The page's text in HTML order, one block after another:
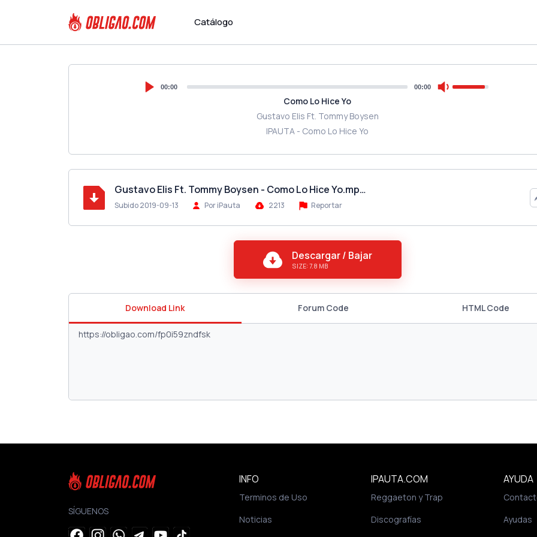
Catálogo
00:00 00:00
Como Lo Hice Yo
Gustavo Elis Ft. Tommy Boysen
IPAUTA - Como Lo Hice Yo
Gustavo Elis Ft. Tommy Boysen - Como Lo Hice Yo.mp…
Subido 2019-09-13 Por iPauta 2213 Reportar
Descargar / Bajar
SIZE: 7.8 MB
Download Link Forum Code HTML Code
SÍGUENOS
INFO
Terminos de Uso
Noticias
IPAUTA.COM
Reggaeton y Trap
Discografías
AYUDA
Ayudas